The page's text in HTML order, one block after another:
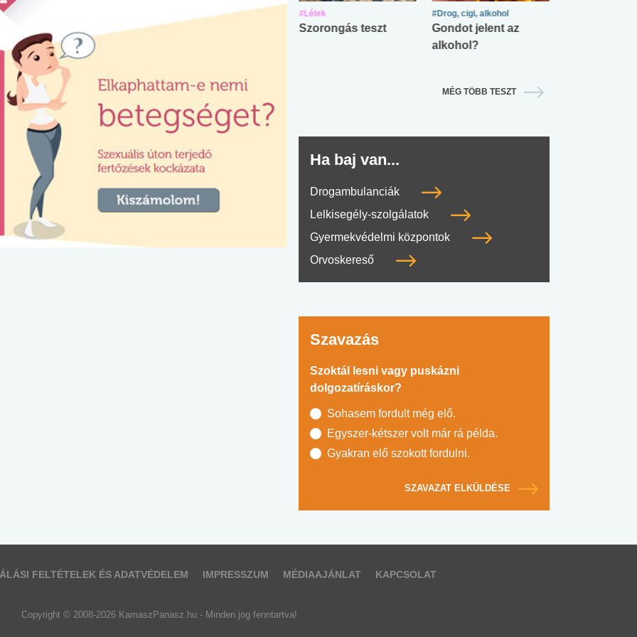
Angol középfokú
nyelvvizsga teszt -
No.42
#Suli, munka
Internet-függőség
#Lélek
Szorongás teszt
#Drog, cigi, alkohol
Gondot jelent az
alkohol?
MÉG TÖBB TESZT
Ha baj van...
Drogambulanciák
Lelkisegély-szolgálatok
Gyermekvédelmi központok
Orvoskereső
Szavazás
Szoktál lesni vagy puskázni
dolgozatíráskor?
Sohasem fordult még elő.
Egyszer-kétszer volt már rá példa.
Gyakran elő szokott fordulni.
SZAVAZAT ELKÜLDÉSE
FELTÉTELEK ÉS ADATVÉDELEM IMPRESSZUM MÉDIAAJÁNLAT KAPCSOLAT
Copyright © 2008-2026 KamaszPanasz.hu - Minden jog fenntartva!